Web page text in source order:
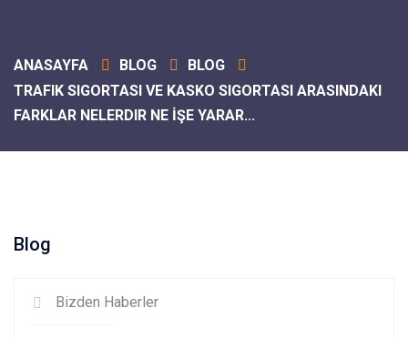
ANASAYFA BLOG
BLOG
TRAFIK SIGORTASI VE KASKO SIGORTASI ARASINDAKI
FARKLAR NELERDIR NE İŞE YARAR...
Blog
Bizden Haberler